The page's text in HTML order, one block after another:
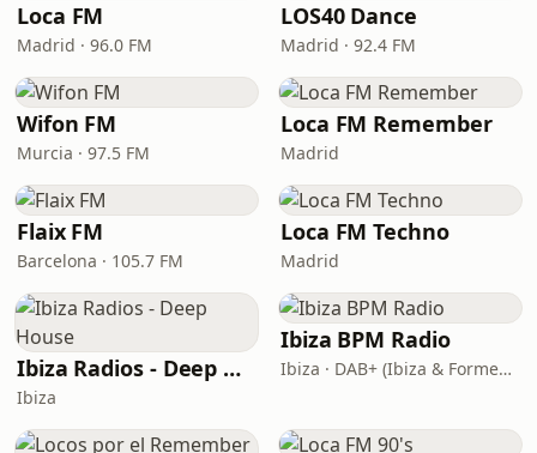
Loca FM
Madrid · 96.0 FM
LOS40 Dance
Madrid · 92.4 FM
Wifon FM
Murcia · 97.5 FM
Loca FM Remember
Madrid
Flaix FM
Barcelona · 105.7 FM
Loca FM Techno
Madrid
Ibiza Radios - Deep House
Ibiza
Ibiza BPM Radio
Ibiza · DAB+ (Ibiza & Formentera, Madrid, Barcelona)